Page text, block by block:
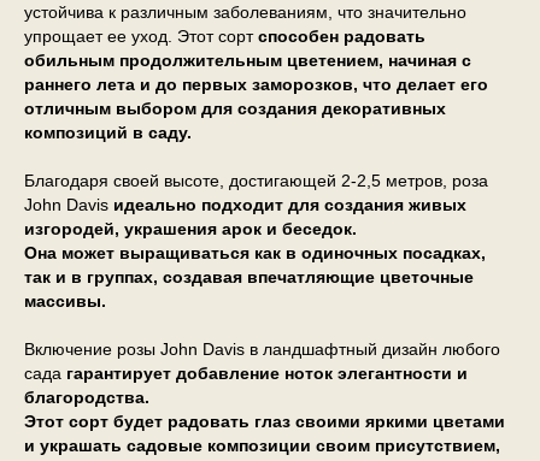
устойчива к различным заболеваниям, что значительно
упрощает ее уход. Этот сортспособен радовать
обильным продолжительным цветением, начиная с
раннего лета и до первых заморозков, что делает его
отличным выбором для создания декоративных
композиций в саду.
Благодаря своей высоте, достигающей 2-2,5 метров, роза
John Davis идеально подходит для создания живых
изгородей, украшения арок и беседок.
Она может выращиваться как в одиночных посадках,
так и в группах, создавая впечатляющие цветочные
массивы.
Включение розы John Davis в ландшафтный дизайн любого
сада гарантирует добавление ноток элегантности и
благородства.
Этот сорт будет радовать глаз своими яркими цветами
и украшать садовые композиции своим присутствием,